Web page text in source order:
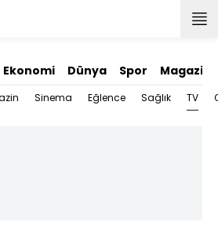
Ekonomi Dünya Spor Magazin
Sinema Eğlence Sağlık TV